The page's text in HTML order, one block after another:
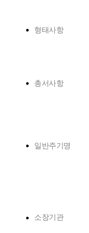
형태사항
총서사항
일반주기명
소장기관